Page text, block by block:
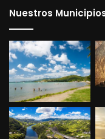
de Lares.
Tomás Manzano
Puerto Rico,
Jacinto Marrero–
José Luis (Luisito)
creador de la
Nuestros